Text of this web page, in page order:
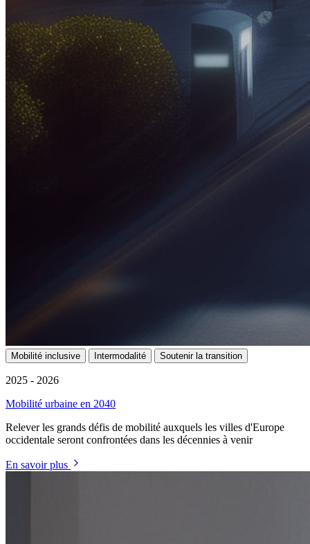
Mobilité inclusive Intermodalité Soutenir la transition
2025 - 2026
Mobilité urbaine en 2040
Relever les grands défis de mobilité auxquels les villes d'Europe
occidentale seront confrontées dans les décennies à venir
En savoir plus